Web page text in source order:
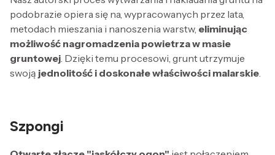
podobrazie opiera się na, wypracowanych przez lata,
metodach mieszania i nanoszenia warstw, eliminując
możliwość nagromadzenia powietrza w masie
gruntowej . Dzięki temu procesowi, grunt utrzymuje
swoją jednolitość i doskonałe właściwości malarskie
Szpongi